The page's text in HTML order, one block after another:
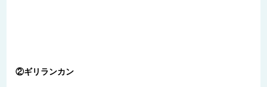
②ギリランカン